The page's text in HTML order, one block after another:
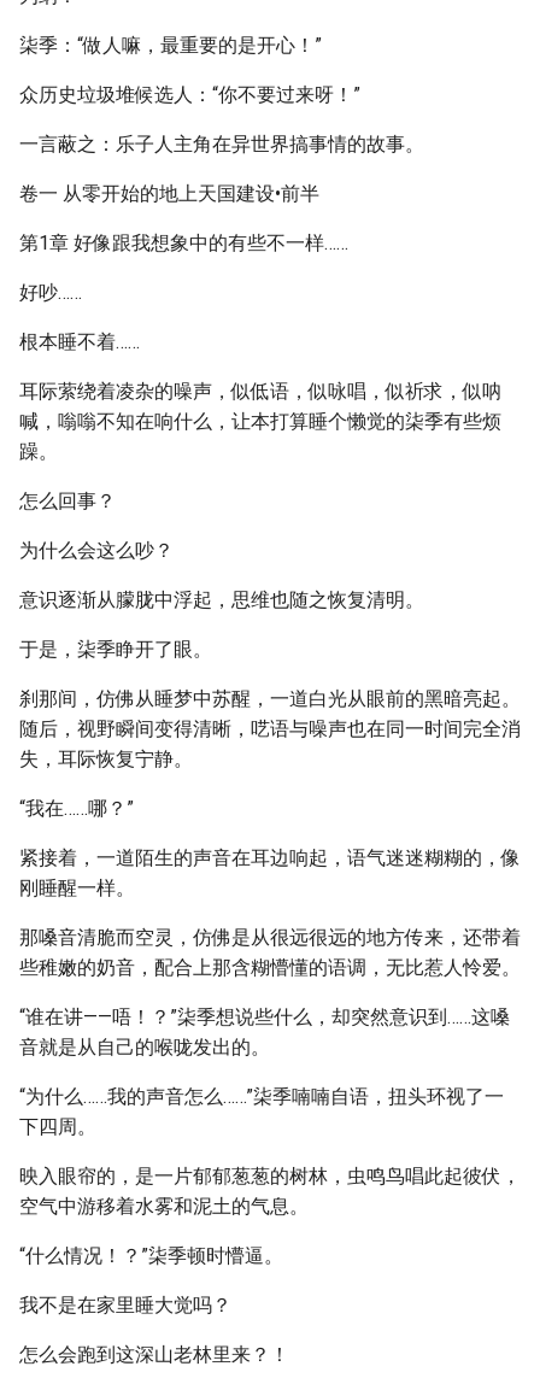
柒季：“做人嘛，最重要的是开心！”
众历史垃圾堆候选人：“你不要过来呀！”
一言蔽之：乐子人主角在异世界搞事情的故事。
卷一 从零开始的地上天国建设•前半
第1章 好像跟我想象中的有些不一样……
好吵……
根本睡不着……
耳际萦绕着凌杂的噪声，似低语，似咏唱，似祈求，似呐
喊，嗡嗡不知在响什么，让本打算睡个懒觉的柒季有些烦
躁。
怎么回事？
为什么会这么吵？
意识逐渐从朦胧中浮起，思维也随之恢复清明。
于是，柒季睁开了眼。
刹那间，仿佛从睡梦中苏醒，一道白光从眼前的黑暗亮起。
随后，视野瞬间变得清晰，呓语与噪声也在同一时间完全消
失，耳际恢复宁静。
“我在……哪？”
紧接着，一道陌生的声音在耳边响起，语气迷迷糊糊的，像
刚睡醒一样。
那嗓音清脆而空灵，仿佛是从很远很远的地方传来，还带着
些稚嫩的奶音，配合上那含糊懵懂的语调，无比惹人怜爱。
“谁在讲——唔！？”柒季想说些什么，却突然意识到……这嗓
音就是从自己的喉咙发出的。
“为什么……我的声音怎么……”柒季喃喃自语，扭头环视了一
下四周。
映入眼帘的，是一片郁郁葱葱的树林，虫鸣鸟唱此起彼伏，
空气中游移着水雾和泥土的气息。
“什么情况！？”柒季顿时懵逼。
我不是在家里睡大觉吗？
怎么会跑到这深山老林里来？！